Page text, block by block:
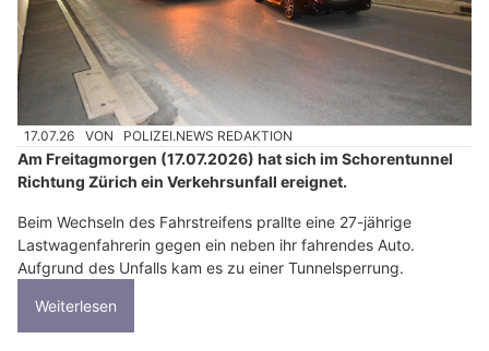
17.07.26 VON POLIZEI.NEWS REDAKTION
Am Freitagmorgen (17.07.2026) hat sich im Schorentunnel
Richtung Zürich ein Verkehrsunfall ereignet.
Beim Wechseln des Fahrstreifens prallte eine 27-jährige
Lastwagenfahrerin gegen ein neben ihr fahrendes Auto.
Aufgrund des Unfalls kam es zu einer Tunnelsperrung.
Weiterlesen